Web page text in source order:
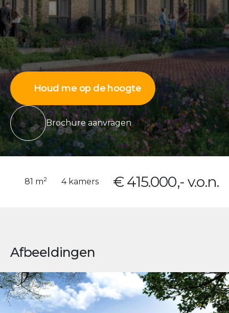
Houd me op de hoogte
Brochure aanvragen
81 m2 4 kamers € 415.000,- v.o.n.
Afbeeldingen